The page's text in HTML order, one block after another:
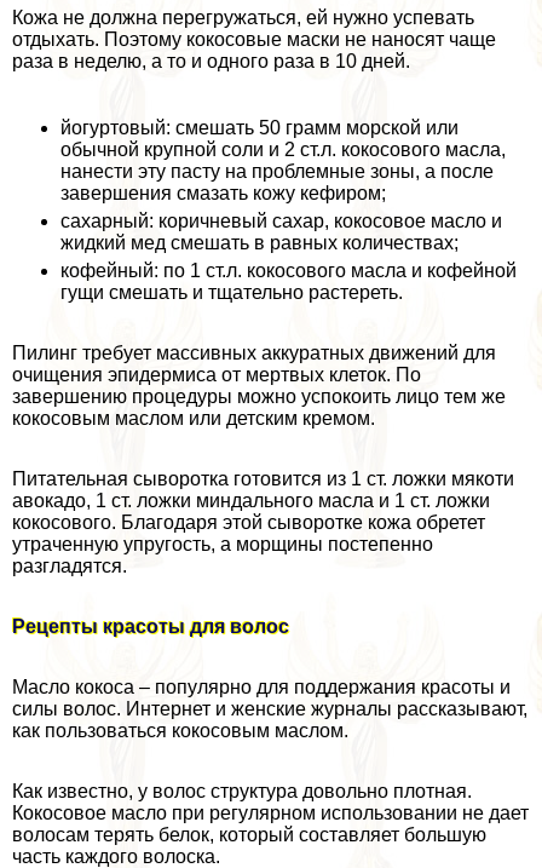
Кожа не должна перегружаться, ей нужно успевать
отдыхать. Поэтому кокосовые маски не наносят чаще
раза в неделю, а то и одного раза в 10 дней.
йогуртовый: смешать 50 грамм морской или
обычной крупной соли и 2 ст.л. кокосового масла,
нанести эту пасту на проблемные зоны, а после
завершения смазать кожу кефиром;
сахарный: коричневый сахар, кокосовое масло и
жидкий мед смешать в равных количествах;
кофейный: по 1 ст.л. кокосового масла и кофейной
гущи смешать и тщательно растереть.
Пилинг требует массивных аккуратных движений для
очищения эпидермиса от мертвых клеток. По
завершению процедуры можно успокоить лицо тем же
кокосовым маслом или детским кремом.
Питательная сыворотка готовится из 1 ст. ложки мякоти
авокадо, 1 ст. ложки миндального масла и 1 ст. ложки
кокосового. Благодаря этой сыворотке кожа обретет
утраченную упругость, а морщины постепенно
разгладятся.
Рецепты красоты для волос
Масло кокоса – популярно для поддержания красоты и
силы волос. Интернет и женские журналы рассказывают,
как пользоваться кокосовым маслом.
Как известно, у волос структура довольно плотная.
Кокосовое масло при регулярном использовании не дает
волосам терять белок, который составляет большую
часть каждого волоска.